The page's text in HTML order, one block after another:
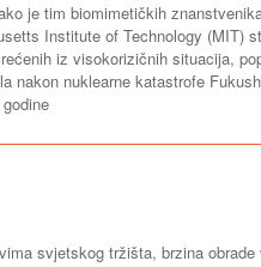
je tim biomimetičkih
Institute of Technology (MIT)
iz visokorizičnih situacija,
nakon nuklearne katastrofe
svjetskog tržišta, brzina